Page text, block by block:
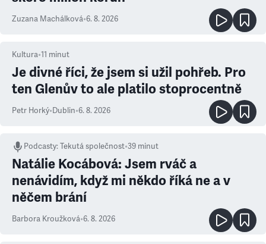
Zuzana Machálková•6. 8. 2026
Kultura•11 minut
Je divné říci, že jsem si užil pohřeb. Pro
ten Glenův to ale platilo stoprocentně
Petr Horký•Dublin•6. 8. 2026
Podcasty:Tekutá společnost•39 minut
Natálie Kocábová: Jsem rváč a
nenávidím, když mi někdo říká ne a v
něčem brání
Barbora Kroužková•6. 8. 2026